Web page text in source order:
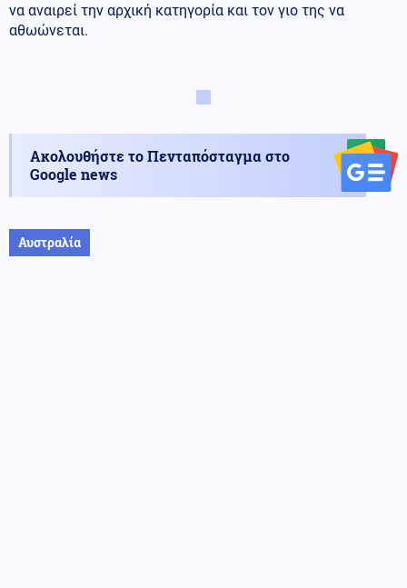
να αναιρεί την αρχική κατηγορία και τον γιο της να
αθωώνεται.
Ακολουθήστε το Πενταπόσταγμα στο
Google news
Αυστραλία